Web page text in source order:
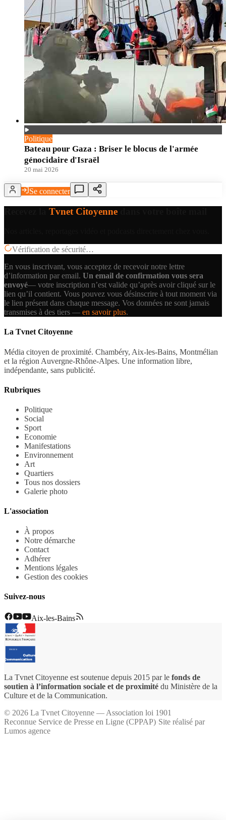
Politique
Bateau pour Gaza : Briser le blocus de l'armée
génocidaire d'Israël
20 mai 2026
Se connecter
Tvnet Citoyenne
Vérification de sécurité…
En vous inscrivant, vous acceptez de recevoir notre lettre
d’information par email. Un email de confirmation vous sera
envoyé— votre inscription n’est valide qu’après avoir cliqué sur le
lien qu’il contient. Vous pouvez vous désinscrire à tout moment via
le lien présent dans chaque message. Vos données ne sont jamais
transmises à des tiers — en savoir plus.
La Tvnet Citoyenne
Média citoyen de proximité. Chambéry, Aix-les-Bains, Montmélian
et la région Auvergne-Rhône-Alpes. Une information libre,
indépendante, sans publicité.
Rubriques
Politique
Social
Sport
Economie
Manifestations
Environnement
Art
Quartiers
Tous nos dossiers
Galerie photo
L'association
À propos
Notre démarche
Contact
Adhérer
Mentions légales
Gestion des cookies
Suivez-nous
Aix-les-Bains
La Tvnet Citoyenne est soutenue depuis 2015 par le fonds de
soutien à l’information sociale et de proximité du Ministère de la
Culture et de la Communication.
© 2026 La Tvnet Citoyenne — Association loi 1901
Reconnue Service de Presse en Ligne (CPPAP)·Site réalisé par
Lumos agence